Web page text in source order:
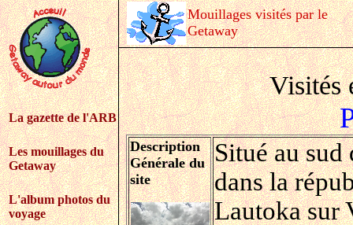
La gazette de l'ARB
Les mouillages du
Getaway
L'album photos du
voyage
Mouillages visités par le
Getaway
Visités
Description
Générale du
site
Situé au sud
dans la
Lautoka sur